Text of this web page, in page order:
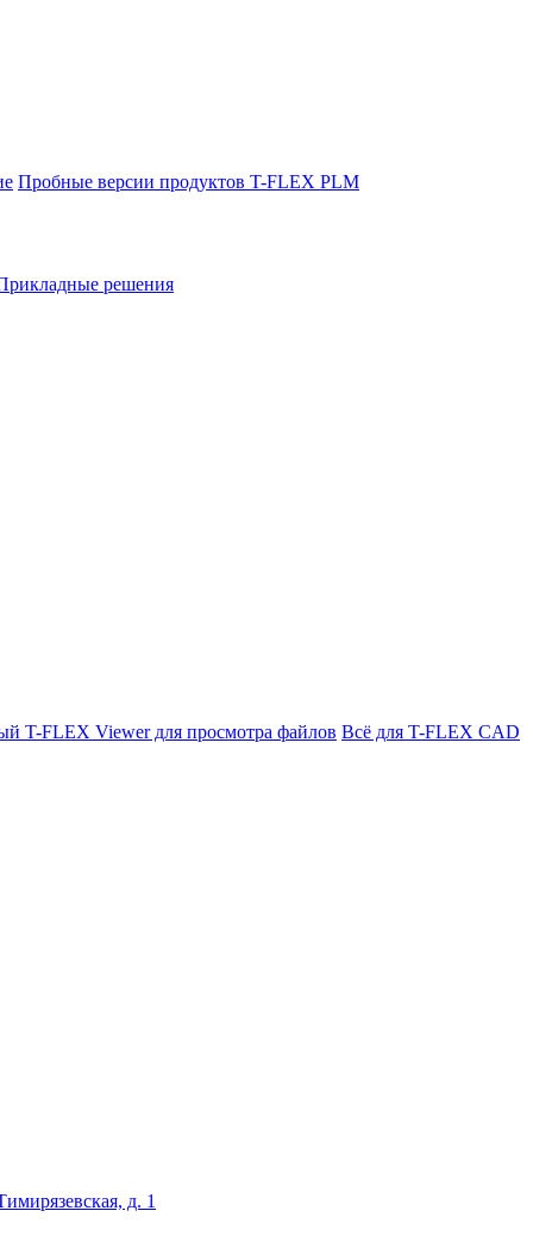
Пробные версии продуктов T-FLEX PLM
решения
T-FLEX Viewer для просмотра файлов Всё для T-FLEX CAD
д. 1